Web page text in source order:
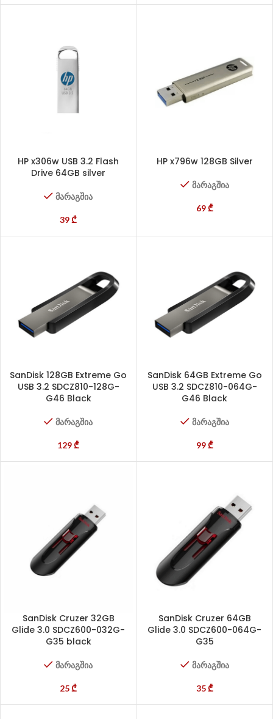
HP x306w USB 3.2 Flash
Drive 64GB silver
მარაგშია
39₾
HP x796w 128GB Silver
მარაგშია
69₾
SanDisk 128GB Extreme Go
USB 3.2 SDCZ810-128G-
G46 Black
მარაგშია
129₾
SanDisk 64GB Extreme Go
USB 3.2 SDCZ810-064G-
G46 Black
მარაგშია
99₾
SanDisk Cruzer 32GB
Glide 3.0 SDCZ600-032G-
G35 black
მარაგშია
25₾
SanDisk Cruzer 64GB
Glide 3.0 SDCZ600-064G-
G35
მარაგშია
35₾